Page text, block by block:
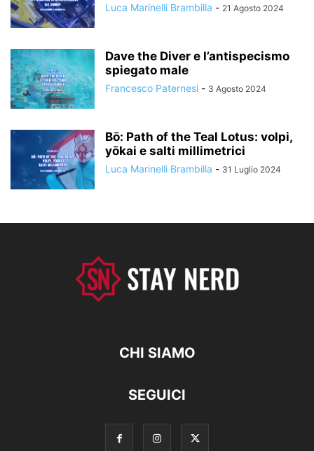
Luca Marinelli Brambilla - 21 Agosto 2024
Dave the Diver e l’antispecismo
spiegato male
Francesco Paternesi - 3 Agosto 2024
Bō: Path of the Teal Lotus: volpi,
yōkai e salti millimetrici
Luca Marinelli Brambilla - 31 Luglio 2024
CHI SIAMO
SEGUICI